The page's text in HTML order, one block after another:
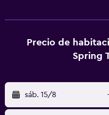
Precio de
Spring
sáb. 15/8 -